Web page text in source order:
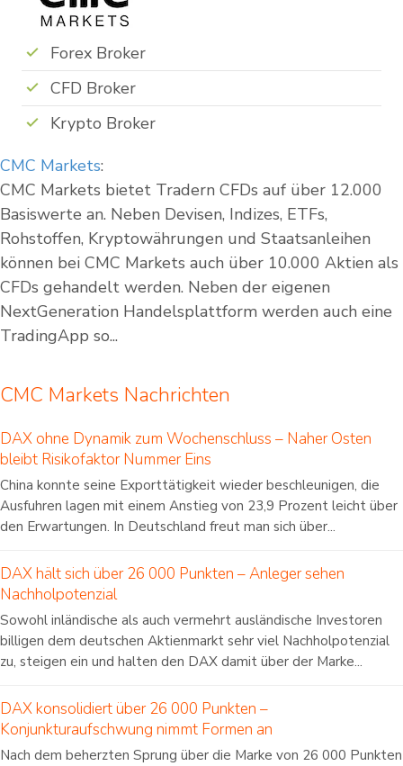
Forex Broker
CFD Broker
Krypto Broker
CMC Markets:
CMC Markets bietet Tradern CFDs auf über 12.000
Basiswerte an. Neben Devisen, Indizes, ETFs,
Rohstoffen, Kryptowährungen und Staatsanleihen
können bei CMC Markets auch über 10.000 Aktien als
CFDs gehandelt werden. Neben der eigenen
NextGeneration Handelsplattform werden auch eine
TradingApp so...
CMC Markets Nachrichten
DAX ohne Dynamik zum Wochenschluss – Naher Osten
bleibt Risikofaktor Nummer Eins
China konnte seine Exporttätigkeit wieder beschleunigen, die
Ausfuhren lagen mit einem Anstieg von 23,9 Prozent leicht über
den Erwartungen. In Deutschland freut man sich über...
DAX hält sich über 26 000 Punkten – Anleger sehen
Nachholpotenzial
Sowohl inländische als auch vermehrt ausländische Investoren
billigen dem deutschen Aktienmarkt sehr viel Nachholpotenzial
zu, steigen ein und halten den DAX damit über der Marke...
DAX konsolidiert über 26 000 Punkten –
Konjunkturaufschwung nimmt Formen an
Nach dem beherzten Sprung über die Marke von 26 000 Punkten